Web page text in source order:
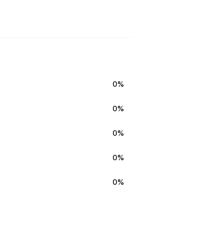
0%
0%
0%
0%
0%